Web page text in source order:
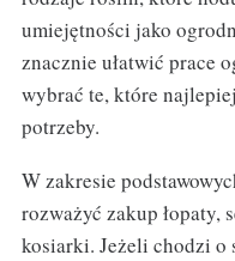
umiejętności jako
znacznie ułatwić prace
wybrać te, które
potrzeby.
W zakresie
rozważyć zakup łopaty,
kosiarki. Jeżeli chodzi o